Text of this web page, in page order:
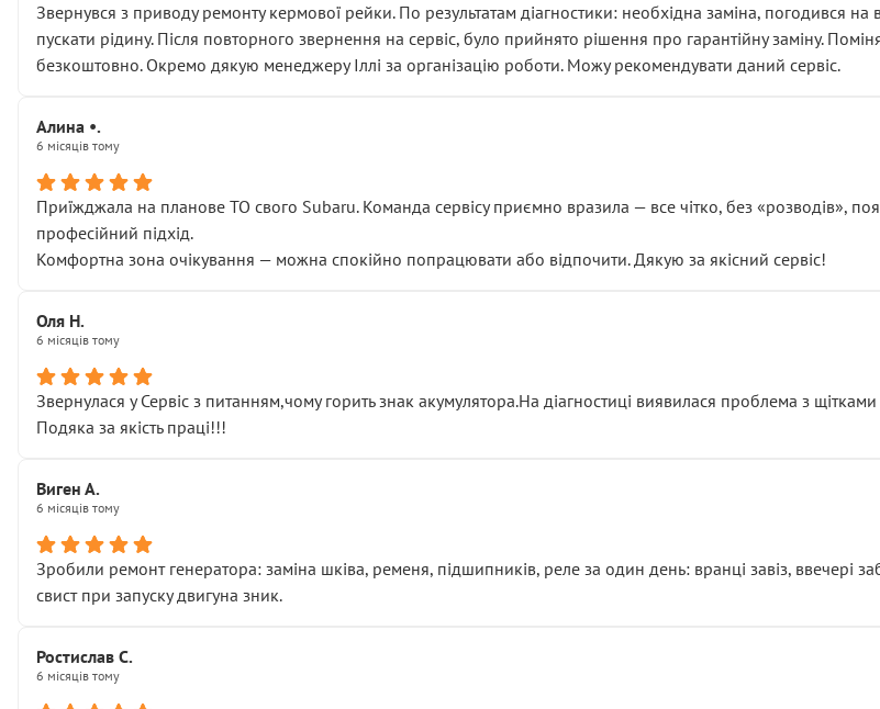
Звернувся з приводу ремонту кермової рейки. По результатам діагностики: необхідна заміна, погодився на
пускати рідину. Після повторного звернення на сервіс, було прийнято рішення про гарантійну заміну.
безкоштовно. Окремо дякую менеджеру Іллі за організацію роботи. Можу рекомендувати даний сервіс.
Алина •.
6 місяців тому
Приїжджала на планове ТО свого Subaru. Команда сервісу приємно вразила — все чітко, без «розводів»,
професійний підхід.
Комфортна зона очікування — можна спокійно попрацювати або відпочити. Дякую за якісний сервіс!
Оля Н.
6 місяців тому
Звернулася у Сервіс з питанням,чому горить знак акумулятора.На діагностиці виявилася проблема з
Подяка за якість праці!!!
Виген А.
6 місяців тому
Зробили ремонт генератора: заміна шківа, ременя, підшипників, реле за один день: вранці завіз, ввечері
свист при запуску двигуна зник.
Ростислав С.
6 місяців тому